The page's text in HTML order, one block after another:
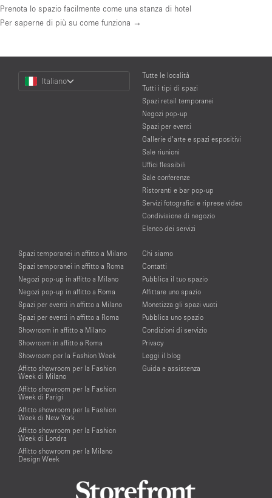
Prenota lo spazio facilmente come una stanza di hotel
Per saperne di più su come funziona →
Choose
Language
Italiano
Tutte le località
Tutti i tipi di spazi
Spazi retail temporanei
Negozi pop-up
Spazi per eventi
Gallerie d’arte e spazi espositivi
Sale riunioni
Uffici flessibili
Sale conferenze
Ristoranti e bar pop-up
Servizi fotografici e riprese video
Condivisione di negozio
Elenco dei servizi
Spazi temporanei in affitto a Milano
Spazi temporanei in affitto a Roma
Negozi pop-up in affitto a Milano
Negozi pop-up in affitto a Roma
Spazi per eventi in affitto a Milano
Spazi per eventi in affitto a Roma
Showroom in affitto a Milano
Showroom in affitto a Roma
Showroom per la Fashion Week
Affitto showroom per la Fashion
Week di Milano
Affitto showroom per la Fashion
Week di Parigi
Affitto showroom per la Fashion
Week di New York
Affitto showroom per la Fashion
Week di Londra
Affitto showroom per la Milano
Design Week
Chi siamo
Contatti
Pubblica il tuo spazio
Affittare uno spazio
Monetizza gli spazi vuoti
Pubblica uno spazio
Condizioni di servizio
Privacy
Leggi il blog
Guida e assistenza